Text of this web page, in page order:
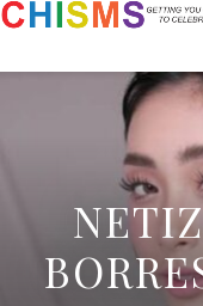
LIFESTYLE
GALLERY
ARTICLES
ABOUT